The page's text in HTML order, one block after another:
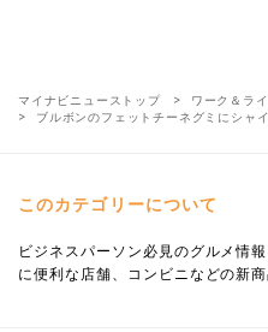
マイナビニューストップ ワーク＆ラ
ブルボンのフェットチーネグミにシャ
このカテゴリーについて
ビジネスパーソン必見のグルメ情
に便利な店舗、コンビニなどの新商